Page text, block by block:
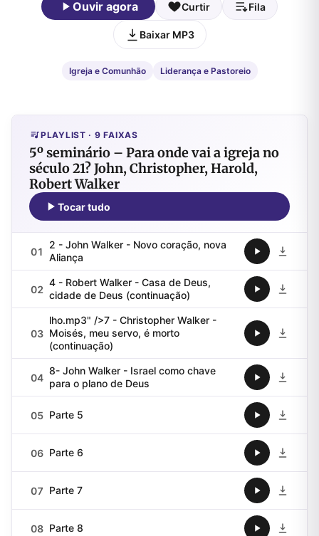
Ouvir agora Curtir Fila
Baixar MP3
Igreja e Comunhão Liderança e Pastoreio
PLAYLIST · 9 FAIXAS
5º seminário – Para onde vai a igreja no
século 21? John, Christopher, Harold,
Robert Walker
Tocar tudo
01
2 - John Walker - Novo coração, nova
Aliança
02
4 - Robert Walker - Casa de Deus,
cidade de Deus (continuação)
03
lho.mp3" />7 - Christopher Walker -
Moisés, meu servo, é morto
(continuação)
04
8- John Walker - Israel como chave
para o plano de Deus
05 Parte 5
06 Parte 6
07 Parte 7
08 Parte 8